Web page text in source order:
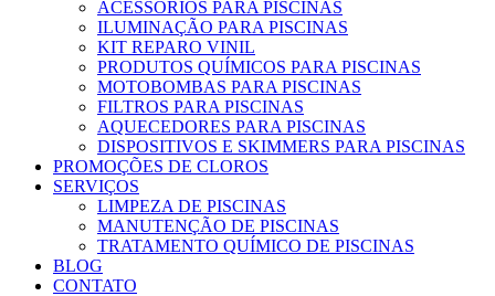
ACESSÓRIOS PARA PISCINAS
ILUMINAÇÃO PARA PISCINAS
KIT REPARO VINIL
PRODUTOS QUÍMICOS PARA PISCINAS
MOTOBOMBAS PARA PISCINAS
FILTROS PARA PISCINAS
AQUECEDORES PARA PISCINAS
DISPOSITIVOS E SKIMMERS PARA PISCINAS
PROMOÇÕES DE CLOROS
SERVIÇOS
LIMPEZA DE PISCINAS
MANUTENÇÃO DE PISCINAS
TRATAMENTO QUÍMICO DE PISCINAS
BLOG
CONTATO